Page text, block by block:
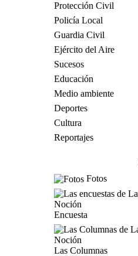
Protección Civil
Policía Local
Guardia Civil
Ejército del Aire
Sucesos
Educación
Medio ambiente
Deportes
Cultura
Reportajes
Fotos
Encuesta
Las Columnas